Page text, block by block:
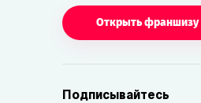
Открыть франшизу
Подписывайтесь